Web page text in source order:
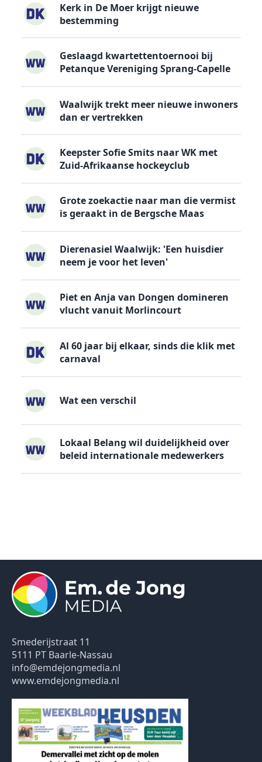
Kerk in De Moer krijgt nieuwe
bestemming
Geslaagd kwartettentoernooi bij
Petanque Vereniging Sprang-Capelle
Waalwijk trekt meer nieuwe inwoners
dan er vertrekken
Keepster Sofie Smits naar WK met
Zuid-Afrikaanse hockeyclub
Grote zoekactie naar man die vermist
is geraakt in de Bergsche Maas
Dierenasiel Waalwijk: 'Een huisdier
neem je voor het leven'
Piet en Anja van Dongen domineren
vlucht vanuit Morlincourt
Al 60 jaar bij elkaar, sinds die klik met
carnaval
Wat een verschil
Lokaal Belang wil duidelijkheid over
beleid internationale medewerkers
Smederijstraat 11
5111 PT Baarle-Nassau
info@emdejongmedia.nl
www.emdejongmedia.nl